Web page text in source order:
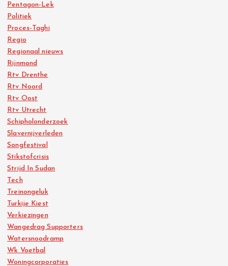
Pentagon-Lek
Politiek
Proces-Taghi
Regio
Regionaal nieuws
Rijnmond
Rtv Drenthe
Rtv Noord
Rtv Oost
Rtv Utrecht
Schipholonderzoek
Slavernijverleden
Songfestival
Stikstofcrisis
Strijd In Sudan
Tech
Treinongeluk
Turkije Kiest
Verkiezingen
Wangedrag Supporters
Watersnoodramp
Wk Voetbal
Woningcorporaties